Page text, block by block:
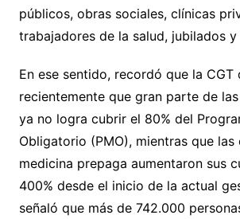
públicos, obras sociales, clínicas
trabajadores de la salud, jubilados y
En ese sentido, recordó que la CGT
recientemente que gran parte de
ya no logra cubrir el 80% del
Obligatorio (PMO), mientras que las
medicina prepaga aumentaron sus
400% desde el inicio de la actual
señaló que más de 742.000